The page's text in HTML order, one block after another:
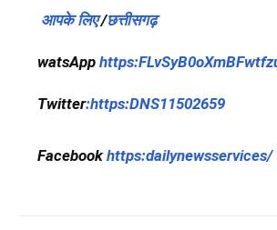
आपके लिए/छत्तीसगढ़
watsApp
Twitter:https:DNS11502659
Facebookhttps:dailynewsservices/